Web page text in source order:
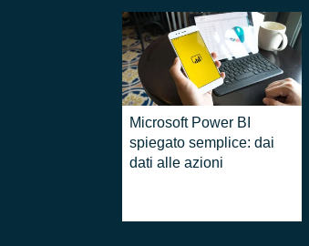
Microsoft Power BI
spiegato semplice: dai
dati alle azioni